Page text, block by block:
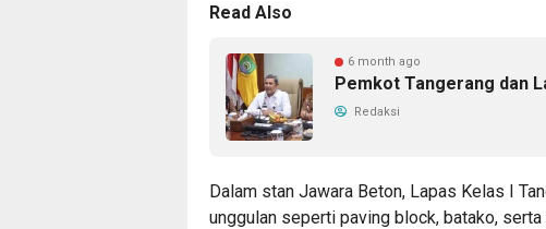
Read Also
6 month ago
Pemkot Tangerang dan
Redaksi
Dalam stan Jawara Beton, Lapas Kelas I
unggulan seperti paving block, batako,